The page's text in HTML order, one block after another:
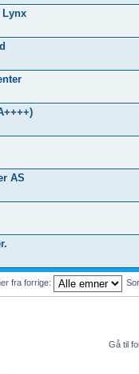
Lynx
AS
fra forrige:
Gå til